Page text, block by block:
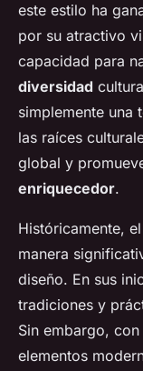
este estilo ha
por su atractivo
capacidad para
diversidad
simplemente una
las raíces
global y
enriquecedor.
Históricamente,
manera
diseño. En sus
tradiciones y
Sin embargo,
elementos